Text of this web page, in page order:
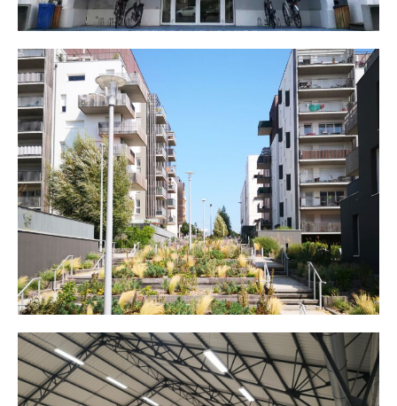
Eko Park Ocean